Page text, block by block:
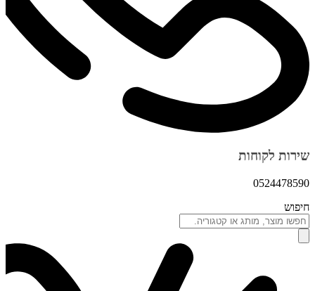
שירות לקוחות
0524478590
חיפוש